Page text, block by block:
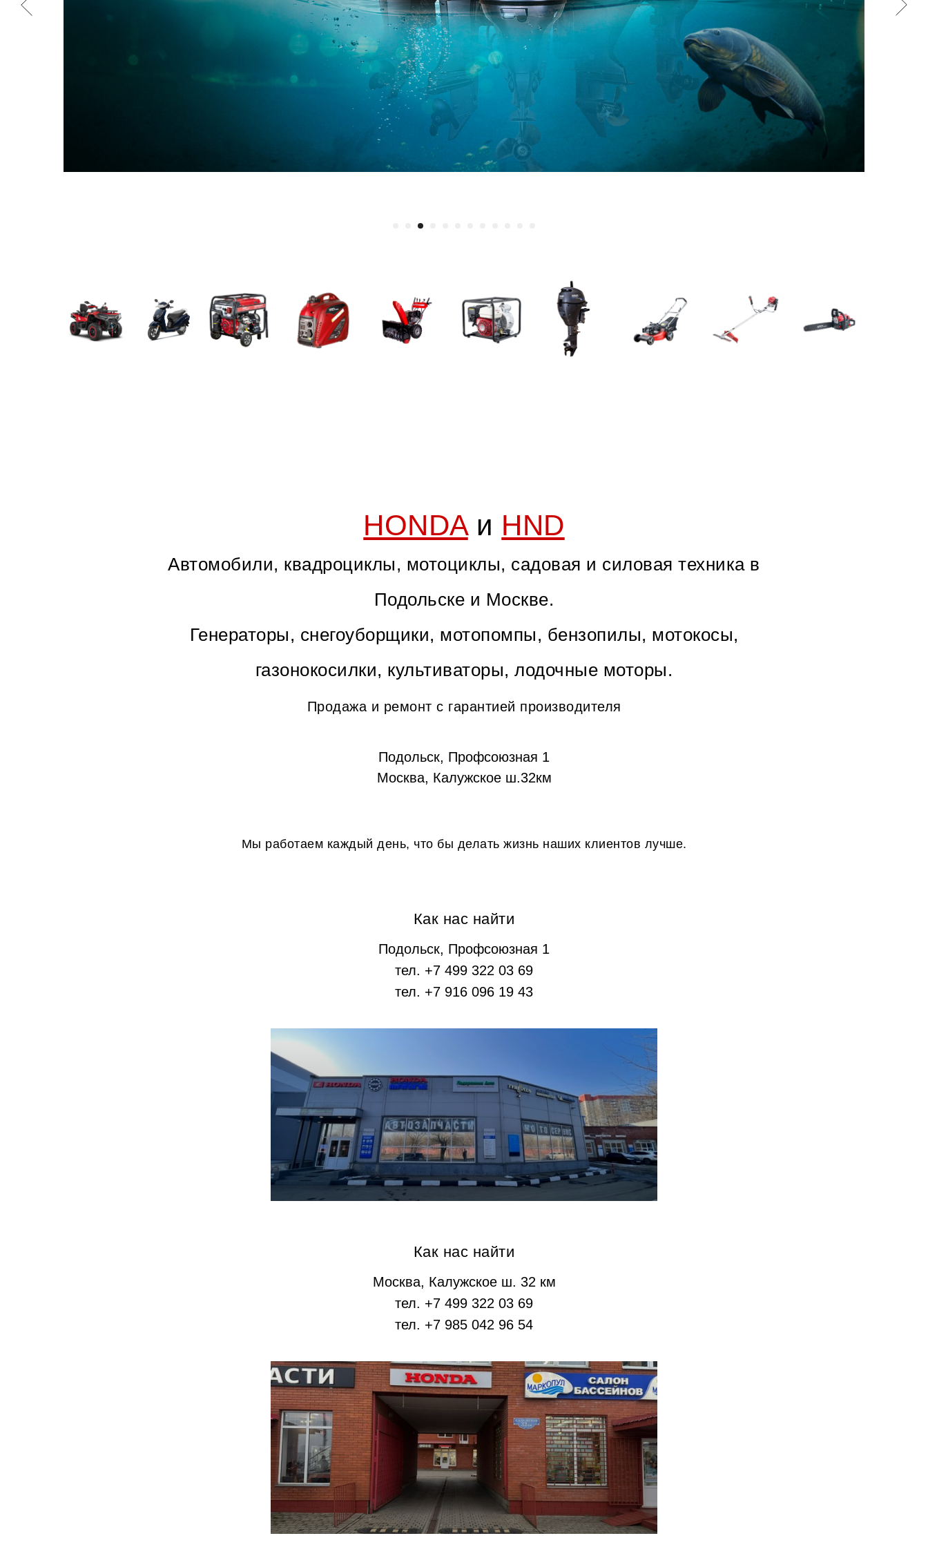
HONDAи HND
Автомобили, квадроциклы, мотоциклы, садовая и силовая техника в
Подольске и Москве.
Генераторы, снегоуборщики, мотопомпы, бензопилы, мотокосы,
газонокосилки, культиваторы, лодочные моторы.
Продажа и ремонт с гарантией производителя
Подольск, Профсоюзная 1
Москва, Калужское ш.32км
Мы работаем каждый день, что бы делать жизнь наших клиентов лучше.
Как нас найти
Подольск, Профсоюзная 1
тел. +7 499 322 03 69
тел. +7 916 096 19 43
Как нас найти
Москва, Калужское ш. 32 км
тел. +7 499 322 03 69
тел. +7 985 042 96 54